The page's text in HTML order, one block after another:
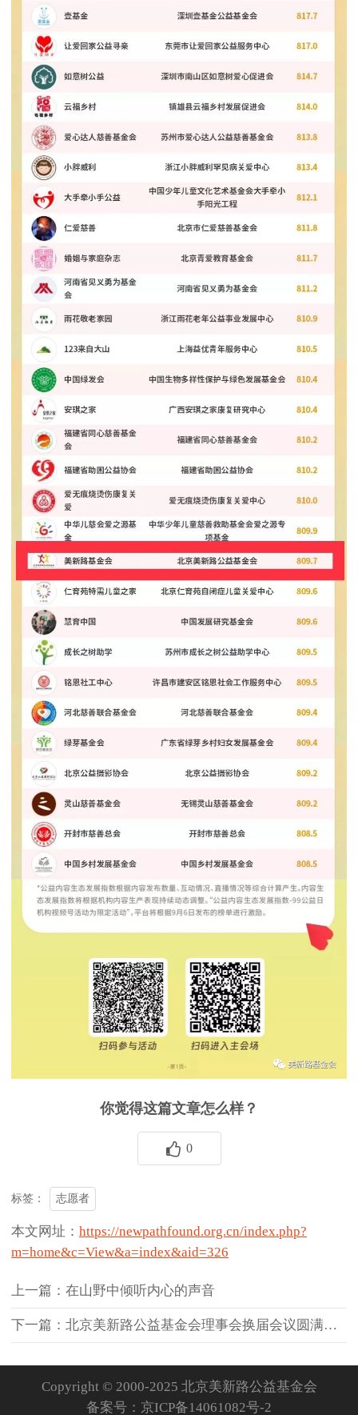
你觉得这篇文章怎么样？
0
标签： 志愿者
本文网址： https://newpathfound.org.cn/index.php?
m=home&c=View&a=index&aid=326
上一篇：在山野中倾听内心的声音
下一篇：北京美新路公益基金会理事会换届会议圆满成功
Copyright © 2000-2025 北京美新路公益基金会
备案号： 京ICP备14061082号-2